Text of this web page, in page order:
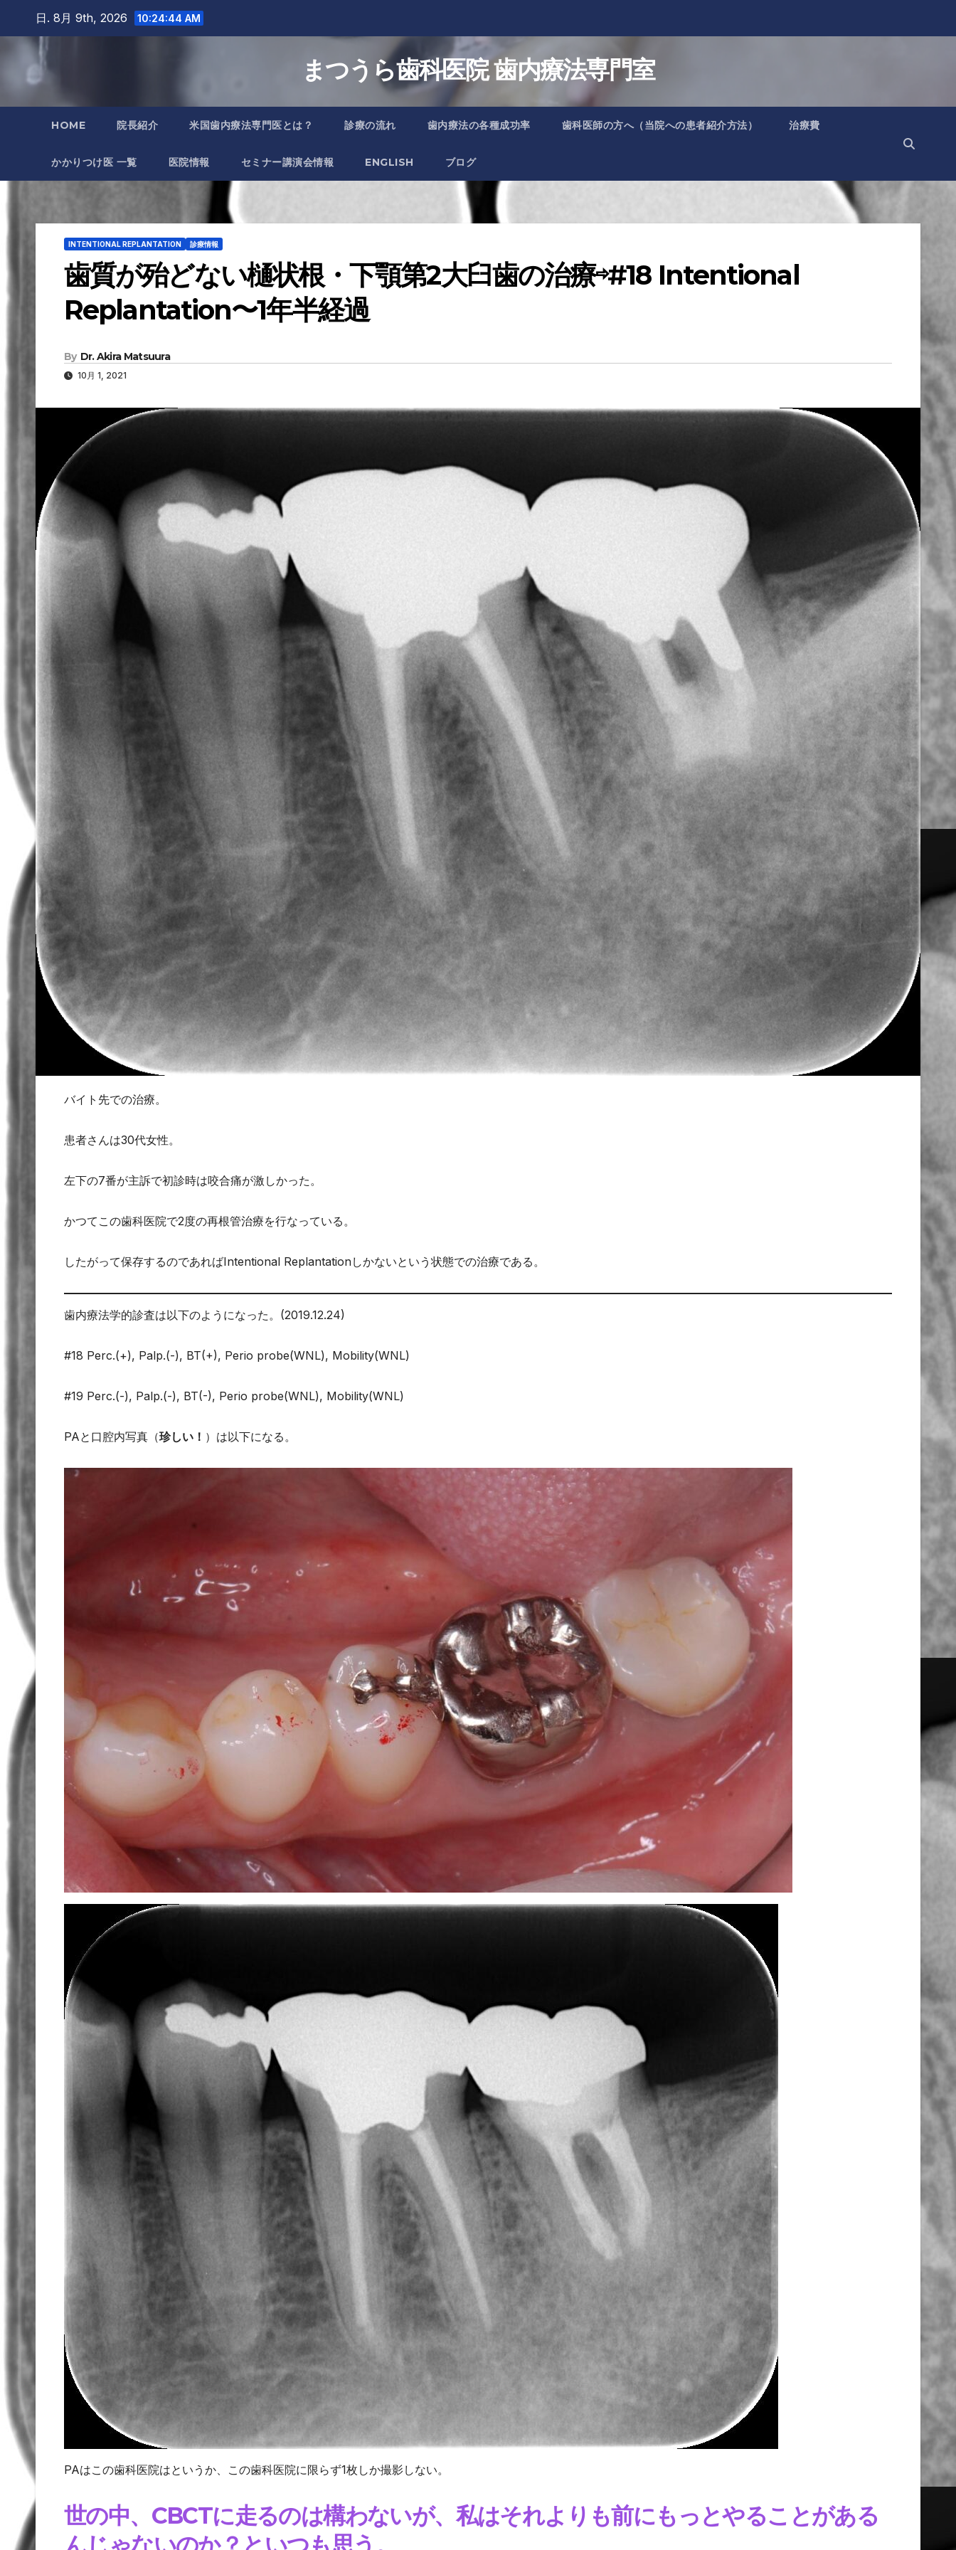
content
日. 8月 9th, 2026 10:24:46 AM
まつうら歯科医院 歯内療法専門室
HOME 院長紹介 米国歯内療法専門医とは？ 診療の流れ 歯内療法の各種成功率 歯科医師の方へ（当院への患者紹介方法） 治療費
かかりつけ医 一覧 医院情報 セミナー講演会情報 ENGLISH ブログ
INTENTIONAL REPLANTATION 診療情報
歯質が殆どない樋状根・下顎第2大臼歯の治療⇨#18 Intentional
Replantation〜1年半経過
By Dr. Akira Matsuura
10月 1, 2021
バイト先での治療。
患者さんは30代女性。
左下の7番が主訴で初診時は咬合痛が激しかった。
かつてこの歯科医院で2度の再根管治療を行なっている。
したがって保存するのであればIntentional Replantationしかないという状態での治療である。
歯内療法学的診査は以下のようになった。(2019.12.24)
#18 Perc.(+), Palp.(-), BT(+), Perio probe(WNL), Mobility(WNL)
#19 Perc.(-), Palp.(-), BT(-), Perio probe(WNL), Mobility(WNL)
PAと口腔内写真（珍しい！ ）は以下になる。
PAはこの歯科医院はというか、この歯科医院に限らず1枚しか撮影しない。
世の中、CBCTに走るのは構わないが、私はそれよりも前にもっとやることがある